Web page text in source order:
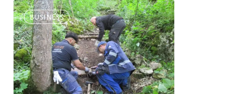
Donaubergland
beim
Mountainbike-
Kongress
vertreten
BUSINESS